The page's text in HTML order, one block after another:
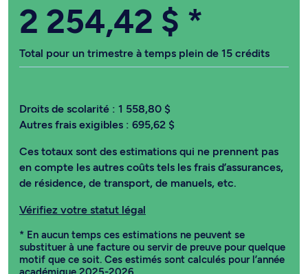
2 254,42 $ *
Total pour un trimestre à temps plein de 15 crédits
Droits de scolarité : 1 558,80 $
Autres frais exigibles : 695,62 $
Ces totaux sont des estimations qui ne prennent pas
en compte les autres coûts tels les frais d’assurances,
de résidence, de transport, de manuels, etc.
Vérifiez votre statut légal
* En aucun temps ces estimations ne peuvent se
substituer à une facture ou servir de preuve pour quelque
motif que ce soit. Ces estimés sont calculés pour l’année